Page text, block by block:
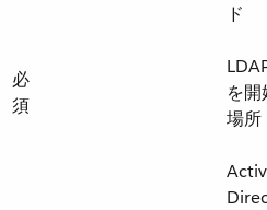
ド
必
須
を
場所